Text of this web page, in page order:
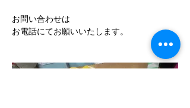
お問い合わせは
お電話にてお願いいたします。